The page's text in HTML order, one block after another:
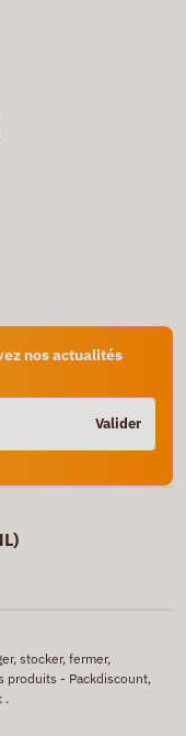
nos actualités
Valider
stocker, fermer,
produits - Packdiscount,
.